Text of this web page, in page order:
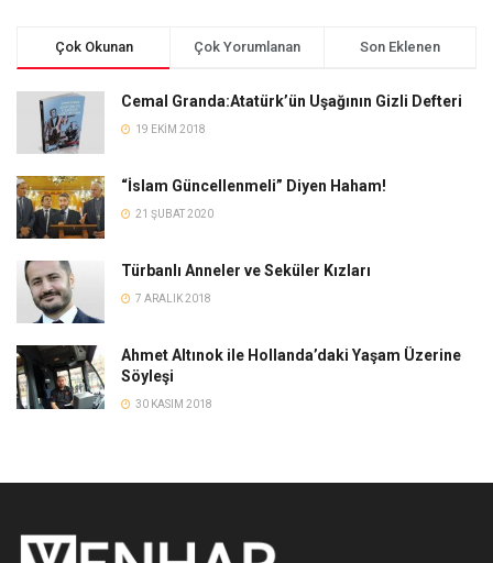
Çok Okunan Çok Yorumlanan Son Eklenen
Cemal Granda:Atatürk’ün Uşağının Gizli Defteri
19 EKIM 2018
“İslam Güncellenmeli” Diyen Haham!
21 ŞUBAT 2020
Türbanlı Anneler ve Seküler Kızları
7 ARALIK 2018
Ahmet Altınok ile Hollanda’daki Yaşam Üzerine
Söyleşi
30 KASIM 2018